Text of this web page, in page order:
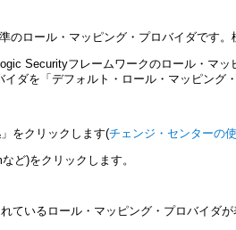
のロール・マッピング・プロバイダです
Securityフレームワークのロール・マ
ダを「デフォルト・ロール・マッピング
」をクリックします(チェンジ・センターの
ど)をクリックします。
ているロール・マッピング・プロバイダが